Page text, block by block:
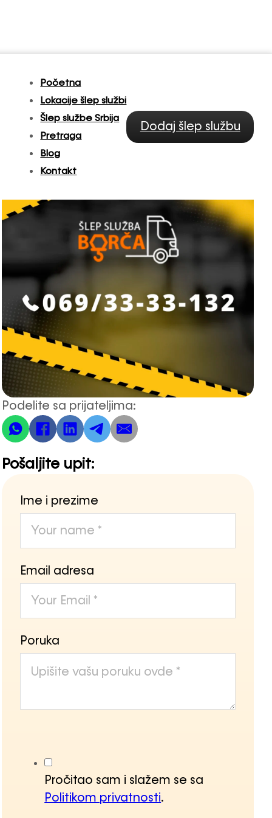
Početna
Lokacije šlep službi
Šlep službe Srbija
Pretraga
Blog
Kontakt
Dodaj šlep službu
Podelite sa prijateljima:
Pošaljite upit:
Ime i prezime
Email adresa
Poruka
Pročitao sam i slažem se sa
Politikom privatnosti.